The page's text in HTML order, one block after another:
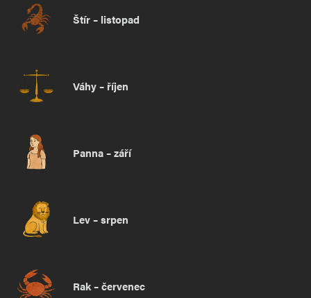
Štír – listopad
Váhy – říjen
Panna – září
Lev – srpen
Rak – červenec